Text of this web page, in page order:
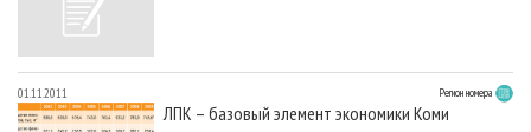
01.11.2011 Регион номера
ЛПК – базовый элемент экономики Коми